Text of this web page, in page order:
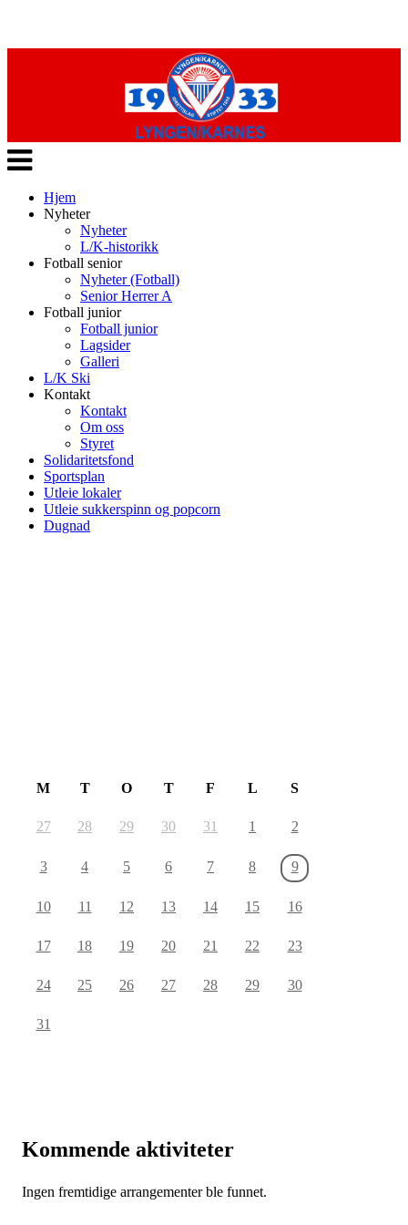
Veksle
navigasjon
Hjem
Nyheter
Nyheter
L/K-historikk
Fotball senior
Nyheter (Fotball)
Senior Herrer A
Fotball junior
Fotball junior
Lagsider
Galleri
L/K Ski
Kontakt
Kontakt
Om oss
Styret
Solidaritetsfond
Sportsplan
Utleie lokaler
Utleie sukkerspinn og popcorn
Dugnad
M T O T F L S
27 28 29 30 31 1 2
3 4 5 6 7 8 9
10 11 12 13 14 15 16
17 18 19 20 21 22 23
24 25 26 27 28 29 30
31
Kommende aktiviteter
Ingen fremtidige arrangementer ble funnet.